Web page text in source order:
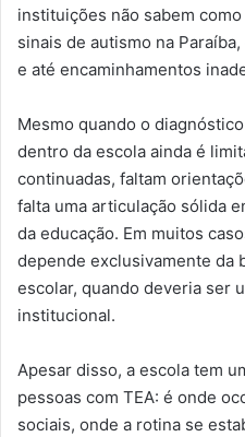
instituições não sabem
sinais de autismo na
e até encaminhamentos
Mesmo quando o
dentro da escola ainda é
continuadas, faltam
falta uma articulação sólida
da educação. Em muitos
depende exclusivamente da
escolar, quando deveria ser
institucional.
Apesar disso, a escola tem
pessoas com TEA: é onde
sociais, onde a rotina se